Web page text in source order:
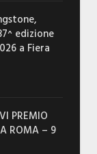
edizione
a Fiera
PREMIO
ROMA – 9